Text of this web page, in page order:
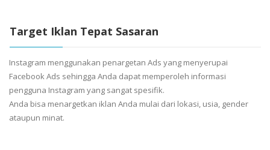
Target Iklan Tepat Sasaran
Instagram menggunakan penargetan Ads yang menyerupai
Facebook Ads sehingga Anda dapat memperoleh informasi
pengguna Instagram yang sangat spesifik.
Anda bisa menargetkan iklan Anda mulai dari lokasi, usia, gender
ataupun minat.